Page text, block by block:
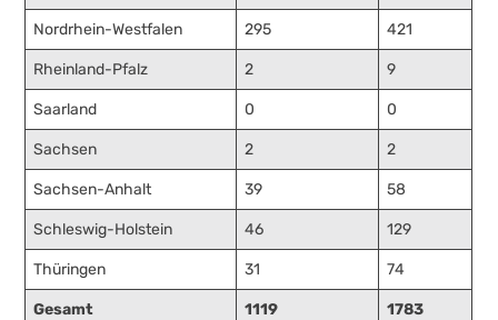
Nordrhein-Westfalen 295 421
Rheinland-Pfalz 2 9
Saarland 0 0
Sachsen 2 2
Sachsen-Anhalt 39 58
Schleswig-Holstein 46 129
Thüringen 31 74
Gesamt 1119 1783